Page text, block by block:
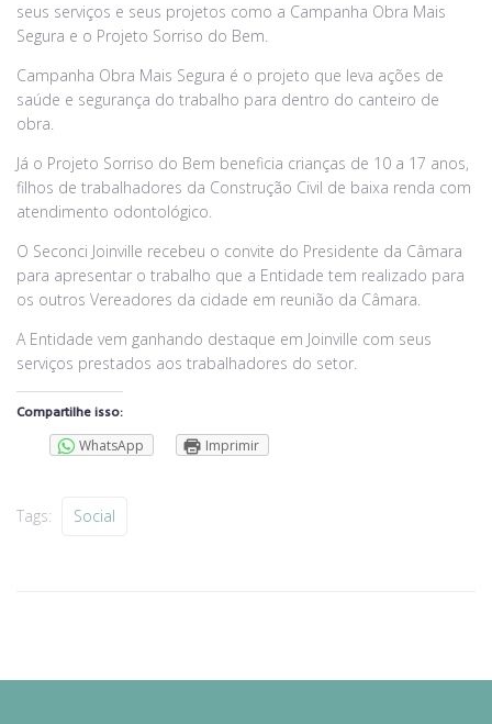
seus serviços e seus projetos como a Campanha Obra Mais
Segura e o Projeto Sorriso do Bem.
Campanha Obra Mais Segura é o projeto que leva ações de
saúde e segurança do trabalho para dentro do canteiro de
obra.
Já o Projeto Sorriso do Bem beneficia crianças de 10 a 17 anos,
filhos de trabalhadores da Construção Civil de baixa renda com
atendimento odontológico.
O Seconci Joinville recebeu o convite do Presidente da Câmara
para apresentar o trabalho que a Entidade tem realizado para
os outros Vereadores da cidade em reunião da Câmara.
A Entidade vem ganhando destaque em Joinville com seus
serviços prestados aos trabalhadores do setor.
Compartilhe isso:
WhatsApp Imprimir
Tags: Social